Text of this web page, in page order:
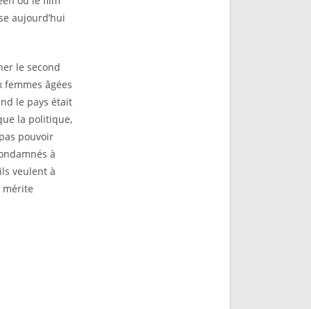
aujourd’hui
le second
âgées
le pays était
la politique,
pouvoir
à
veulent à
mérite